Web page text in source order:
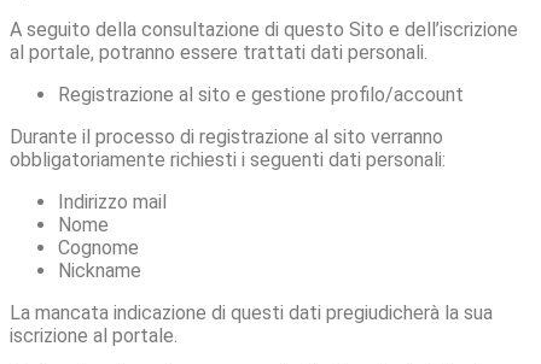
A seguito della consultazione di questo Sito e dell’iscrizione
al portale, potranno essere trattati dati personali.
Registrazione al sito e gestione profilo/account
Durante il processo di registrazione al sito verranno
obbligatoriamente richiesti i seguenti dati personali:
Indirizzo mail
Nome
Cognome
Nickname
La mancata indicazione di questi dati pregiudicherà la sua
iscrizione al portale.